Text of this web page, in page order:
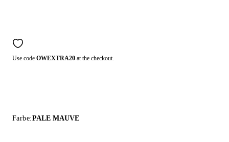
Use code OWEXTRA20 at the checkout.
Farbe:PALE MAUVE